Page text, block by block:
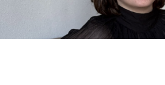
Studieadvisering
Onze docenten
Studiefinanciering
Doorstuderen
Adviesorganen &